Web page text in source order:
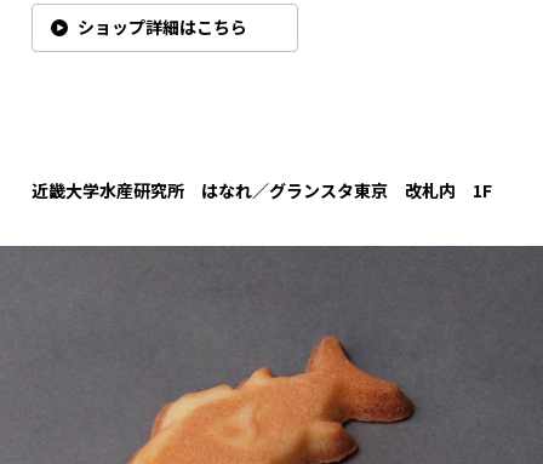
ショップ詳細はこちら
近畿大学水産研究所 はなれ／グランスタ東京 改札内 1F